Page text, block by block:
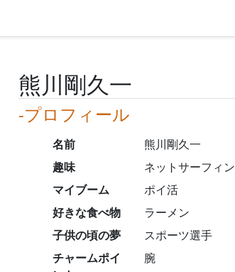
熊川剛久一
-プロフィール
名前
熊川剛久一
趣味
ネットサーフィン
マイブーム
ポイ活
好きな食べ物
ラーメン
子供の頃の夢
スポーツ選手
チャームポイ
腕